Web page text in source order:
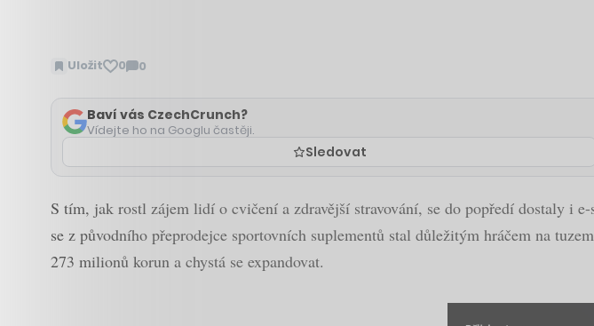
Uložit 0 0
Zobrazit
Baví vás CzechCrunch?
Vídejte ho na Googlu častěji.
Sledovat
S tím, jak rostl zájem lidí o cvičení a zdravější stravování, se do popředí dostaly i
se z původního přeprodejce sportovních suplementů stal důležitým hráčem na
273 milionů korun a chystá se expandovat.